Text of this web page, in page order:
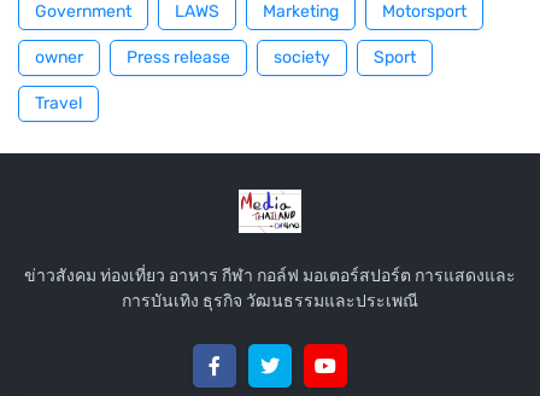
Government LAWS Marketing Motorsport
owner Press release society Sport
Travel
ข่าวสังคม ท่องเที่ยว อาหาร กีฬา กอล์ฟ มอเตอร์สปอร์ต การแสดงและ
การบันเทิง ธุรกิจ วัฒนธรรมและประเพณี